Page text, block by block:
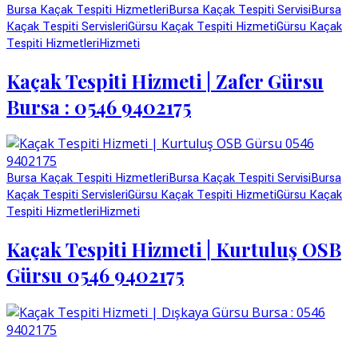
Bursa Kaçak Tespiti HizmetleriBursa Kaçak Tespiti ServisiBursa
Kaçak Tespiti ServisleriGürsu Kaçak Tespiti HizmetiGürsu Kaçak
Tespiti HizmetleriHizmeti
Kaçak Tespiti Hizmeti | Zafer Gürsu
Bursa : 0546 9402175
Bursa Kaçak Tespiti HizmetleriBursa Kaçak Tespiti ServisiBursa
Kaçak Tespiti ServisleriGürsu Kaçak Tespiti HizmetiGürsu Kaçak
Tespiti HizmetleriHizmeti
Kaçak Tespiti Hizmeti | Kurtuluş OSB
Gürsu 0546 9402175